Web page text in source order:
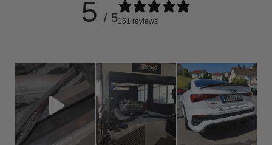
5 / 5151 reviews